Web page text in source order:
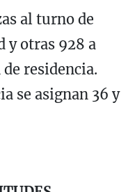
al turno de
y otras 928 a
residencia.
se asignan 36 y